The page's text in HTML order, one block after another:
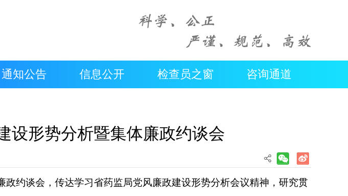
通知公告 信息公开 检查员之窗 咨询通道
设形势分析暨集体廉政约谈会
政约谈会， 传达学习省药监局党风廉政建设形势分析会议精神 ，研究贯